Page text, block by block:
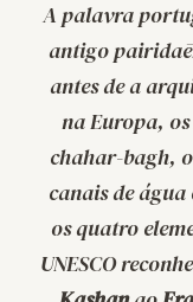
A palavra
antigo
antes de a
na Europa,
chahar-bagh,
canais de
os quatro
UNESCO